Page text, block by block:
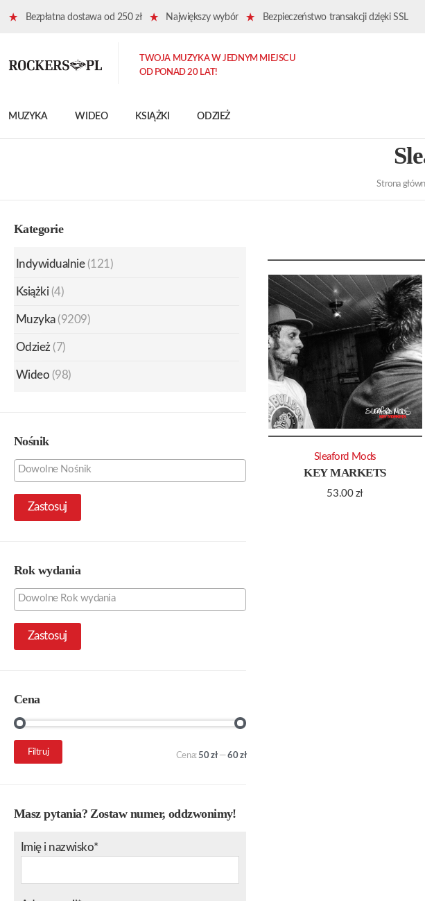
Bezpłatna dostawa od 250 zł Największy wybór Bezpieczeństwo transakcji dzięki SSL
MUZYKA WIDEO KSIĄŻKI ODZIEŻ
TWOJA MUZYKA W JEDNYM MIEJSCU
OD PONAD 20 LAT!
Strona
KEY MARKETS
53.00 zł
Sleaford Mods
Kategorie
Indywidualnie (121)
Książki (4)
Muzyka (9209)
Odzież (7)
Wideo (98)
Nośnik
Zastosuj
Rok wydania
Zastosuj
Cena
Cena
min.
Cena
maks.
Filtruj Cena:50 zł—60 zł
Masz pytania? Zostaw numer, oddzwonimy!
Imię i nazwisko*